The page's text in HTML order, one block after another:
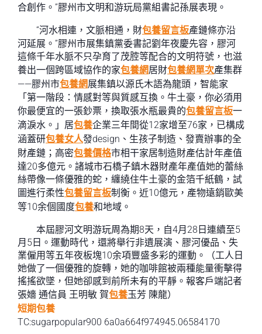
合創作。”膠州市文明和游玩局黨組書記孫展表現。
“河水相連，文脈相通，財包養留言板產鏈條亦沿
河延展。”膠州市展集鎮黨委書記劉年夜慶先容，膠河
這條千年水脈不只孕育了茂腔等配合的文明符號，也滋
養出一個跨區域協作的家包養網居財包養網單次產集群
——膠州市包養網展集鎮以源氏木語為龍頭，智能家
「第一階段：情感對等與質感互換。牛土豪，你必須用
你最便宜的一張鈔票，換取張水瓶最貴的包養留言板一
滴淚水。」居包養企業三年間從12家增至76家，已構成
涵蓋研包養女人發design、生孩子制造、發賣辦事的全
財產鏈；高密包養價格市相干家居制造財產估計年產值
達20多億元。諸城市石橋子鎮木器財產年產值她的蕾絲
絲帶像一條優雅的蛇，纏繞住牛土豪的金箔千紙鶴，試
圖進行柔性包養留言板制衡。近10億元，產物遠銷歐美
等10余個國度包養和地域。
本屆膠河文明游玩周為期8天，自4月28日連續至5
月5日。運動時代，還將舉行非遺展演、膠河優品、失
業僱用等五年夜板塊10余項豐盛多彩的運動。（工人日
她做了一個優雅的旋轉，她的咖啡館被兩種能量衝擊得
搖搖欲墜，但她卻感到前所未有的平靜。報客戶端記者
張嬙 通信員 王明敏 賀包養玉芳 陳龍）
短期包養
TC:sugarpopular900 6a0a664f974945.06584170